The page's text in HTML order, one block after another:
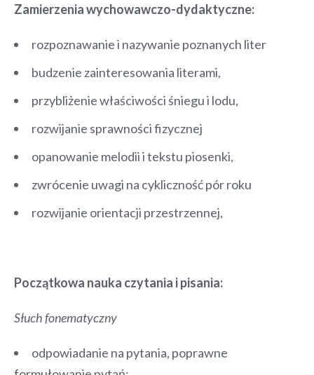
Zamierzenia wychowawczo-dydaktyczne:
rozpoznawanie i nazywanie poznanych liter
budzenie zainteresowania literami,
przybliżenie właściwości śniegu i lodu,
rozwijanie sprawności fizycznej
opanowanie melodii i tekstu piosenki,
zwrócenie uwagi na cykliczność pór roku
rozwijanie orientacji przestrzennej,
Początkowa nauka czytania i pisania:
Słuch fonematyczny
odpowiadanie na pytania, poprawne